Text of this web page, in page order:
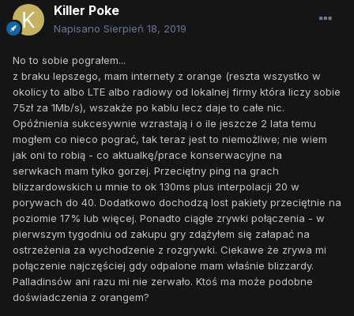
Killer Poke
Napisano Sierpień 18, 2019
No to sobie pograłem...
z braku lepszego, mam internety z orange (reszta wszystko w
okolicy to albo LTE albo radiowy od lokalnej firmy która liczy sobie
75zł za 1Mb/s), wszakże po kablu lecz daje to całe nic.
Opóźnienia sukcesywnie wzrastają i o ile jeszcze 2 lata temu
mogłem co nieco pograć, tak teraz jest to niemożliwe; nie wiem
jak oni to robią - co aktualkę/prace konserwacyjne na
serwkach mam tylko gorzej. Przeciętny ping na grach
blizzardowskich u mnie to ok 130ms plus interpolacji 20 w
porywach do 40. Dodatkowo dochodzą lost pakiety przeciętnie na
poziomie 17% lub więcej. Ponadto ciągłe zrywki połączenia - w
pierwszym tygodniu od zakupu gry zdążyłem się załapać na
ostrzeżenia za wychodzenie z rozgrywki. Ciekawe że zrywa mi
połączenie najczęściej gdy odpalone mam właśnie blizzardy.
Palladinsów ani razu mi nie zerwało. Ktoś ma może podobne
doświadczenia z orangem?